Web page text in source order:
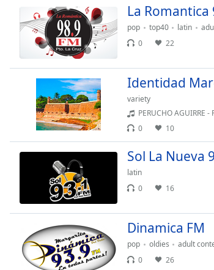
close
window.
Background
Caption
La Romantica
pop top40 latin
0
22
Identidad
variety
PERUCHO AGUIRRE -
0
10
Sol La Nueva
latin
0
16
Dinamica FM
pop oldies
adult
0
26